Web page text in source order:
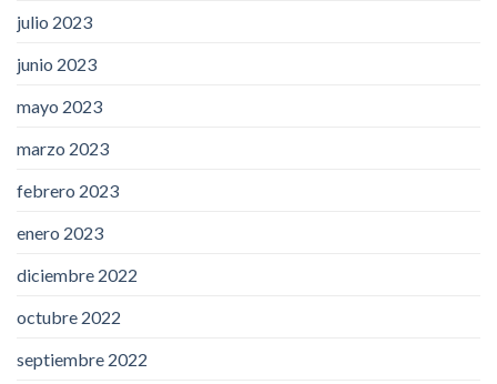
julio 2023
junio 2023
mayo 2023
marzo 2023
febrero 2023
enero 2023
diciembre 2022
octubre 2022
septiembre 2022